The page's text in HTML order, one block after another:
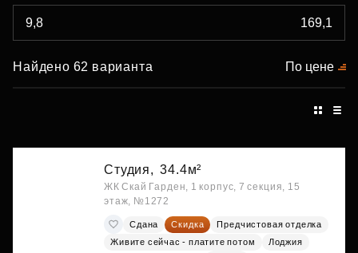
Найдено 62 варианта По цене
Студия, 34.4м²
ЖК Скай Гарден, 1 корпус, 7 секция, 15
этаж, №1272
Сдана Скидка
Предчистовая отделка
Живите сейчас - платите потом
Лоджия